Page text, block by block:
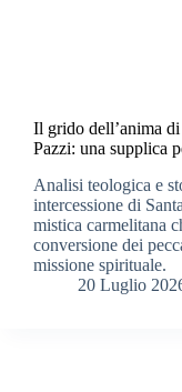
Il grido dell’anima
Pazzi: una supplica
Analisi teologica e
intercessione di
mistica carmelitana
conversione dei
missione spirituale.
20 Luglio